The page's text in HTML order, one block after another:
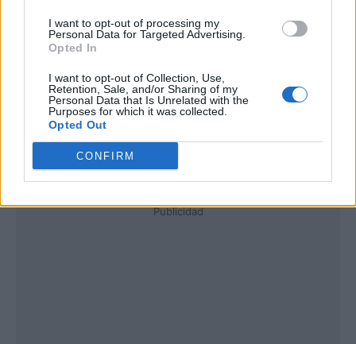
I want to opt-out of processing my
Personal Data for Targeted Advertising.
Opted In
I want to opt-out of Collection, Use,
Retention, Sale, and/or Sharing of my
Personal Data that Is Unrelated with the
Purposes for which it was collected.
Opted Out
CONFIRM
Publicidad